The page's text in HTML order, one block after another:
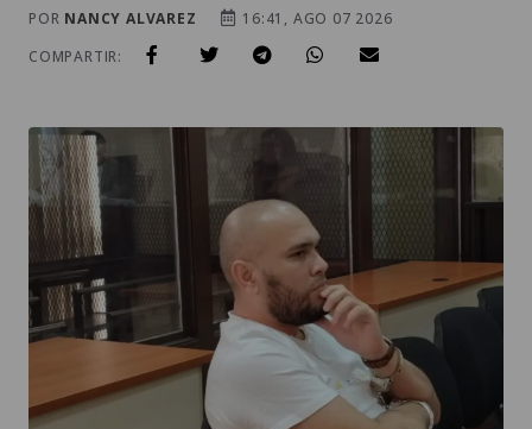
POR NANCY ALVAREZ
16:41, AGO 07 2026
COMPARTIR: